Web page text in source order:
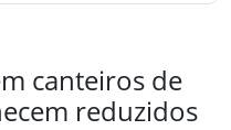
canteiros de
reduzidos